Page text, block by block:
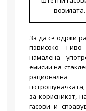
возилата.
За да се одржи
повисоко
намалена
емисии на
рационална
за корисникот,
гасови и